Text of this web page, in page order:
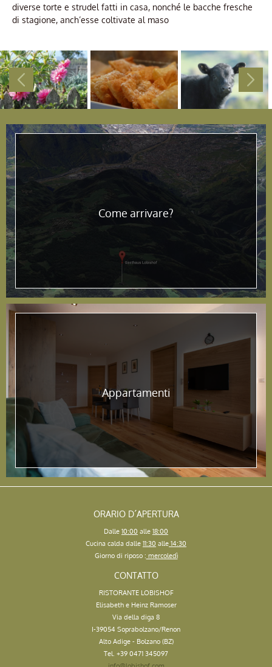
diverse torte e strudel fatti in casa, nonché le bacche fresche
di stagione, anch’esse coltivate al maso
Come arrivare?
Appartamenti
ORARIO D´APERTURA
Dalle 10:00 alle 18:00
Cucina calda dalle 11:30 alle 14:30
Giorno di riposo : mercoledì
CONTATTO
RISTORANTE LOBISHOF
Elisabeth e Heinz Ramoser
Via della diga 8
I-39054 Soprabolzano/Renon
Alto Adige - Bolzano (BZ)
Tel. +39 0471 345097